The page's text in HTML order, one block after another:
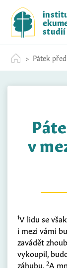
c
studií
Pátek
v
1V lidu se
i mezi vámi
zavádět
vykoupil,
záhubu. 2A